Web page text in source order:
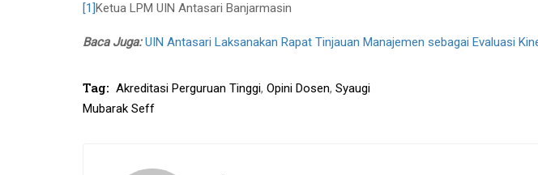
[1]Ketua LPM UIN Antasari Banjarmasin
Baca Juga: UIN Antasari Laksanakan Rapat Tinjauan Manajemen sebagai Evaluasi
Tag: Akreditasi Perguruan Tinggi, Opini Dosen, Syaugi
Mubarak Seff